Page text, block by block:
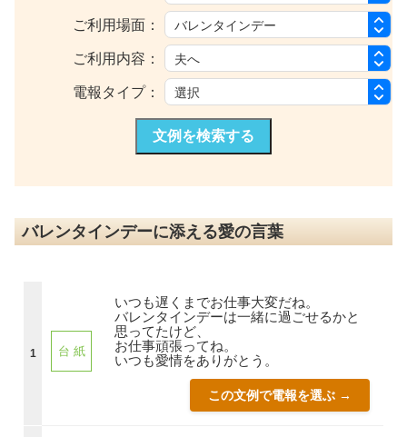
ご利用場面：
ご利用内容：
電報タイプ：
文例を検索する
バレンタインデーに添える愛の言葉
1 台 紙
いつも遅くまでお仕事大変だね。
バレンタインデーは一緒に過ごせるかと
思ってたけど、
お仕事頑張ってね。
いつも愛情をありがとう。
この文例で電報を選ぶ →